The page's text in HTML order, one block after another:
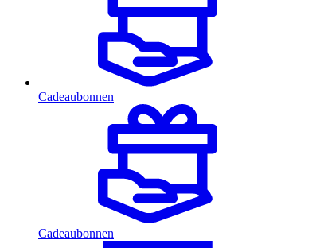
Cadeaubonnen
Cadeaubonnen